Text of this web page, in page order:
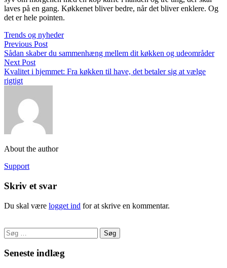
laves på en gang. Køkkenet bliver bedre, når det bliver enklere. Og
det er hele pointen.
Trends og nyheder
Previous Post
Sådan skaber du sammenhæng mellem dit køkken og udeområder
Next Post
Kvalitet i hjemmet: Fra køkken til have, det betaler sig at vælge
rigtigt
About the author
Support
Skriv et svar
Du skal være logget ind for at skrive en kommentar.
Søg
efter:
Seneste indlæg